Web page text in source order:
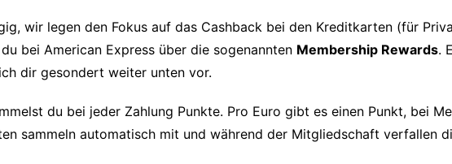
wir legen den Fokus auf das Cashback bei den Kreditkarten (für
bei American Express über die sogenannten Membership Rewards.
dir gesondert weiter unten vor.
du bei jeder Zahlung Punkte. Pro Euro gibt es einen Punkt, bei
sammeln automatisch mit und während der Mitgliedschaft verfallen